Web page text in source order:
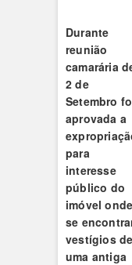
Durante
reunião
camarária
2 de
Setembro
aprovada a
para
interesse
público do
imóvel onde
se
vestígios de
uma antiga